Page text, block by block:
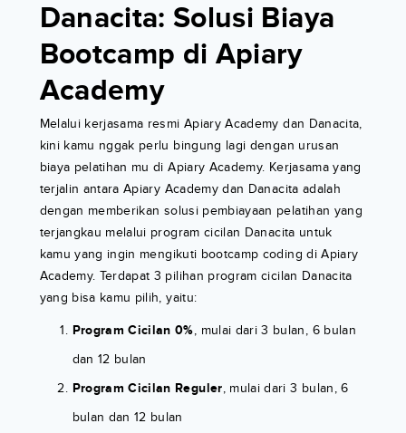
Danacita: Solusi Biaya
Bootcamp di Apiary
Academy
Melalui kerjasama resmi Apiary Academy dan Danacita,
kini kamu nggak perlu bingung lagi dengan urusan
biaya pelatihan mu di Apiary Academy. Kerjasama yang
terjalin antara Apiary Academy dan Danacita adalah
dengan memberikan solusi pembiayaan pelatihan yang
terjangkau melalui program cicilan Danacita untuk
kamu yang ingin mengikuti bootcamp coding di Apiary
Academy. Terdapat 3 pilihan program cicilan Danacita
yang bisa kamu pilih, yaitu:
Program Cicilan 0%, mulai dari 3 bulan, 6 bulan
dan 12 bulan
Program Cicilan Reguler, mulai dari 3 bulan, 6
bulan dan 12 bulan